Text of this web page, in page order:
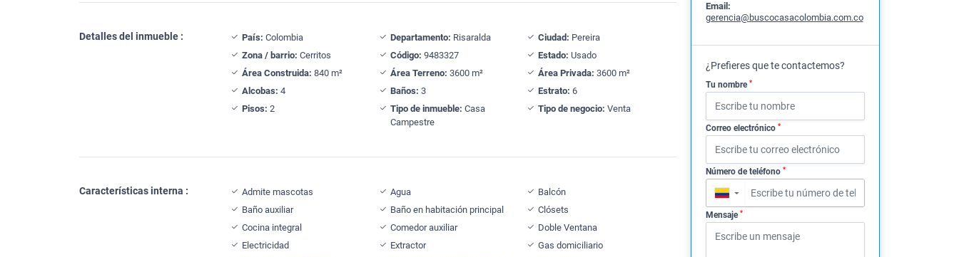
Detalles del inmueble : País: Colombia Departamento: Risaralda Ciudad: Pereira
Zona / barrio: Cerritos Código: 9483327 Estado: Usado
Área Construida: 840 m² Área Terreno: 3600 m² Área Privada: 3600 m²
Alcobas: 4 Baños: 3 Estrato: 6
Pisos: 2 Tipo de inmueble: Casa
Campestre
Tipo de negocio: Venta
Características interna : Admite mascotas Agua
Balcón
Baño auxiliar
Baño en habitación principal
Clósets
Cocina integral
Comedor auxiliar
Doble Ventana
Electricidad
Extractor
Gas domiciliario
Email:
gerencia@buscocasacolombia.com.co
¿Prefieres que te contactemos?
Tu nombre *
Correo electrónico *
Número de teléfono *
▼
Mensaje *